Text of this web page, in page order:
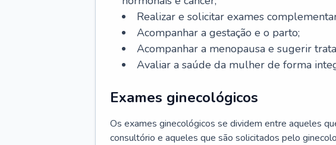
Realizar e solicitar exames
Acompanhar a gestação e o parto;
Acompanhar a menopausa e sugerir
Avaliar a saúde da mulher de forma
Exames ginecológicos
Os exames ginecológicos se dividem entre aqueles
consultório e aqueles que são solicitados pelo